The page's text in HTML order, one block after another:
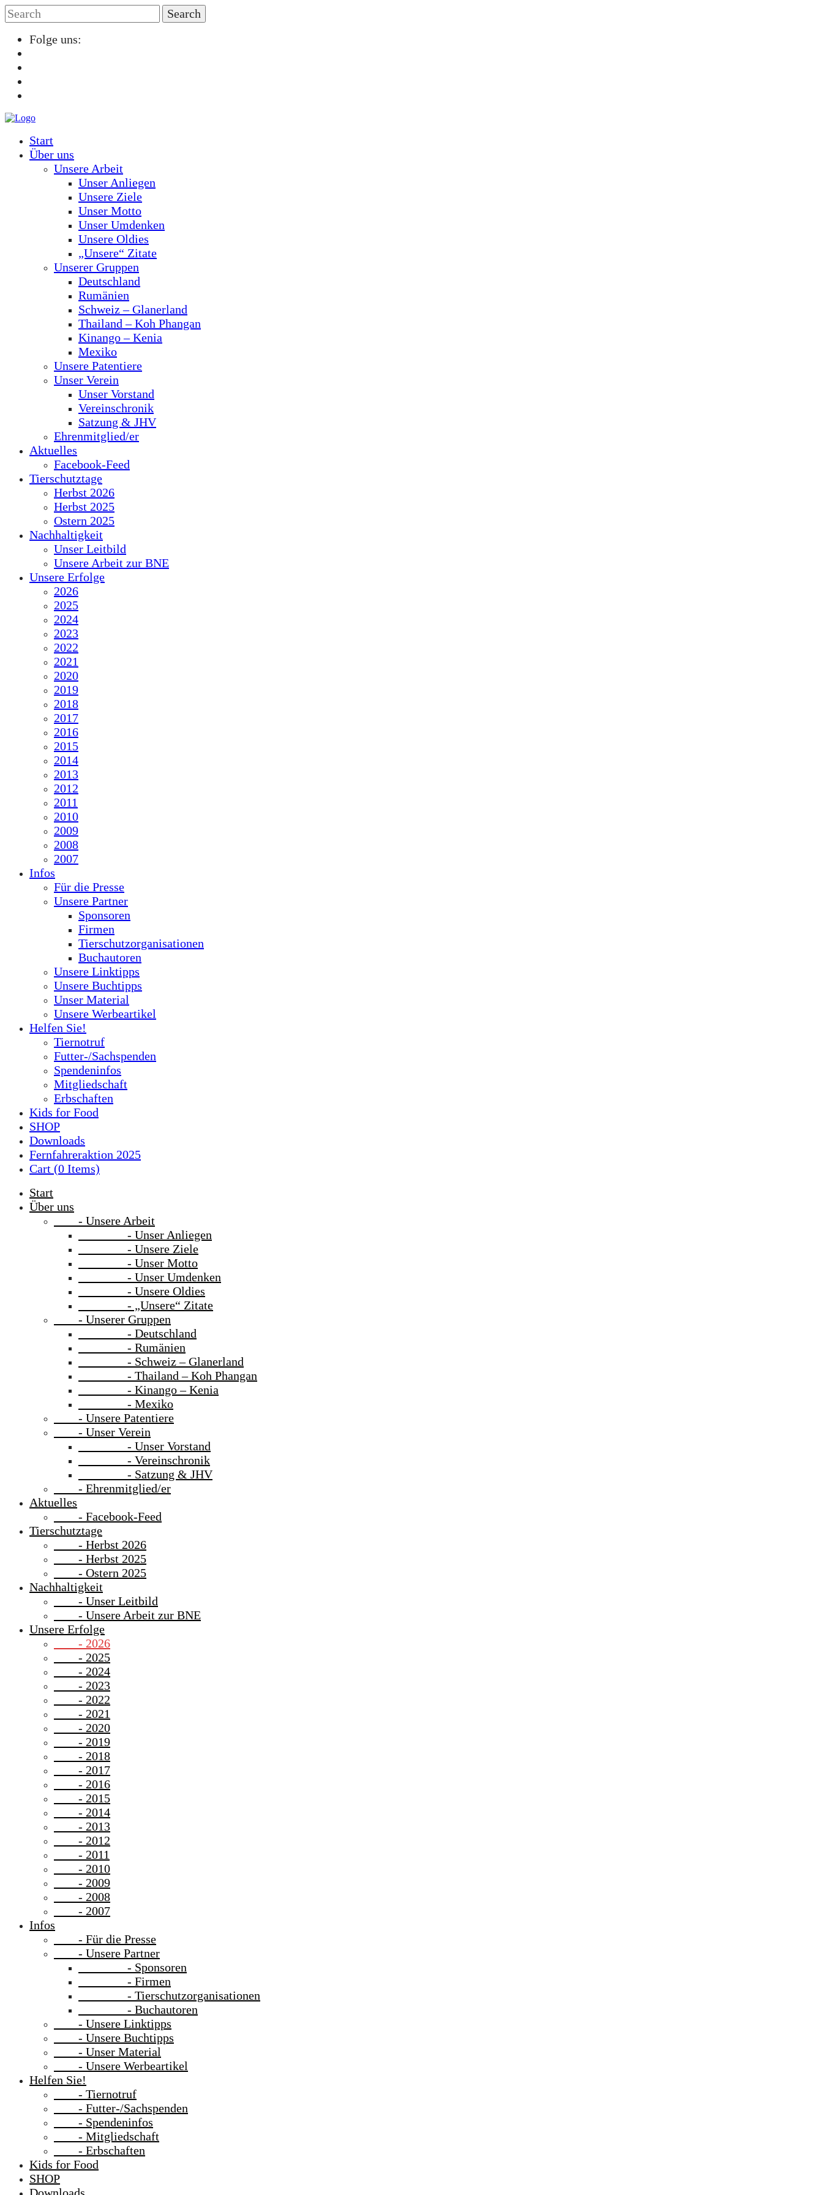
Folge uns:
Start
Über uns
Unsere Arbeit
Unser Anliegen
Unsere Ziele
Unser Motto
Unser Umdenken
Unsere Oldies
„Unsere“ Zitate
Unserer Gruppen
Deutschland
Rumänien
Schweiz – Glanerland
Thailand – Koh Phangan
Kinango – Kenia
Mexiko
Unsere Patentiere
Unser Verein
Unser Vorstand
Vereinschronik
Satzung & JHV
Ehrenmitglied/er
Aktuelles
Facebook-Feed
Tierschutztage
Herbst 2026
Herbst 2025
Ostern 2025
Nachhaltigkeit
Unser Leitbild
Unsere Arbeit zur BNE
Unsere Erfolge
2026
2025
2024
2023
2022
2021
2020
2019
2018
2017
2016
2015
2014
2013
2012
2011
2010
2009
2008
2007
Infos
Für die Presse
Unsere Partner
Sponsoren
Firmen
Tierschutzorganisationen
Buchautoren
Unsere Linktipps
Unsere Buchtipps
Unser Material
Unsere Werbeartikel
Helfen Sie!
Tiernotruf
Futter-/Sachspenden
Spendeninfos
Mitgliedschaft
Erbschaften
Kids for Food
SHOP
Downloads
Fernfahreraktion 2025
Cart (0 Items)
Start
Über uns
- Unsere Arbeit
- Unser Anliegen
- Unsere Ziele
- Unser Motto
- Unser Umdenken
- Unsere Oldies
- „Unsere“ Zitate
- Unserer Gruppen
- Deutschland
- Rumänien
- Schweiz – Glanerland
- Thailand – Koh Phangan
- Kinango – Kenia
- Mexiko
- Unsere Patentiere
- Unser Verein
- Unser Vorstand
- Vereinschronik
- Satzung & JHV
- Ehrenmitglied/er
Aktuelles
- Facebook-Feed
Tierschutztage
- Herbst 2026
- Herbst 2025
- Ostern 2025
Nachhaltigkeit
- Unser Leitbild
- Unsere Arbeit zur BNE
Unsere Erfolge
- 2026
- 2025
- 2024
- 2023
- 2022
- 2021
- 2020
- 2019
- 2018
- 2017
- 2016
- 2015
- 2014
- 2013
- 2012
- 2011
- 2010
- 2009
- 2008
- 2007
Infos
- Für die Presse
- Unsere Partner
- Sponsoren
- Firmen
- Tierschutzorganisationen
- Buchautoren
- Unsere Linktipps
- Unsere Buchtipps
- Unser Material
- Unsere Werbeartikel
Helfen Sie!
- Tiernotruf
- Futter-/Sachspenden
- Spendeninfos
- Mitgliedschaft
- Erbschaften
Kids for Food
SHOP